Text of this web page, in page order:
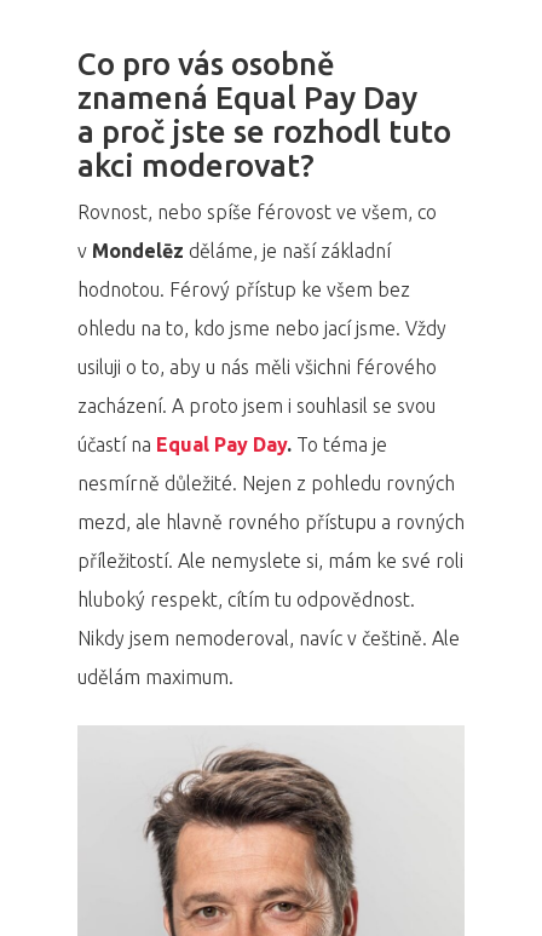
Co pro vás osobně
znamená Equal Pay Day
a proč jste se rozhodl tuto
akci moderovat?
Rovnost, nebo spíše férovost ve všem, co
v Mondelēz děláme, je naší základní
hodnotou. Férový přístup ke všem bez
ohledu na to, kdo jsme nebo jací jsme. Vždy
usiluji o to, aby u nás měli všichni férového
zacházení. A proto jsem i souhlasil se svou
účastí na Equal Pay Day. To téma je
nesmírně důležité. Nejen z pohledu rovných
mezd, ale hlavně rovného přístupu a rovných
příležitostí. Ale nemyslete si, mám ke své roli
hluboký respekt, cítím tu odpovědnost.
Nikdy jsem nemoderoval, navíc v češtině. Ale
udělám maximum.